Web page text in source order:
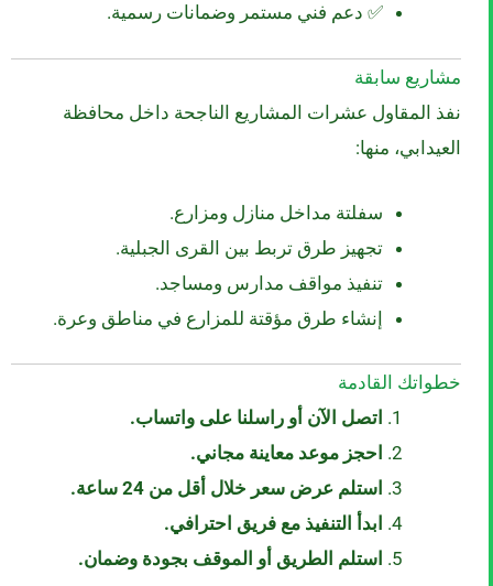
✅ دعم فني مستمر وضمانات رسمية.
مشاريع سابقة
نفذ المقاول عشرات المشاريع الناجحة داخل محافظة
العيدابي، منها:
سفلتة مداخل منازل ومزارع.
تجهيز طرق تربط بين القرى الجبلية.
تنفيذ مواقف مدارس ومساجد.
إنشاء طرق مؤقتة للمزارع في مناطق وعرة.
خطواتك القادمة
اتصل الآن أو راسلنا على واتساب.
احجز موعد معاينة مجاني.
استلم عرض سعر خلال أقل من 24 ساعة.
ابدأ التنفيذ مع فريق احترافي.
استلم الطريق أو الموقف بجودة وضمان.